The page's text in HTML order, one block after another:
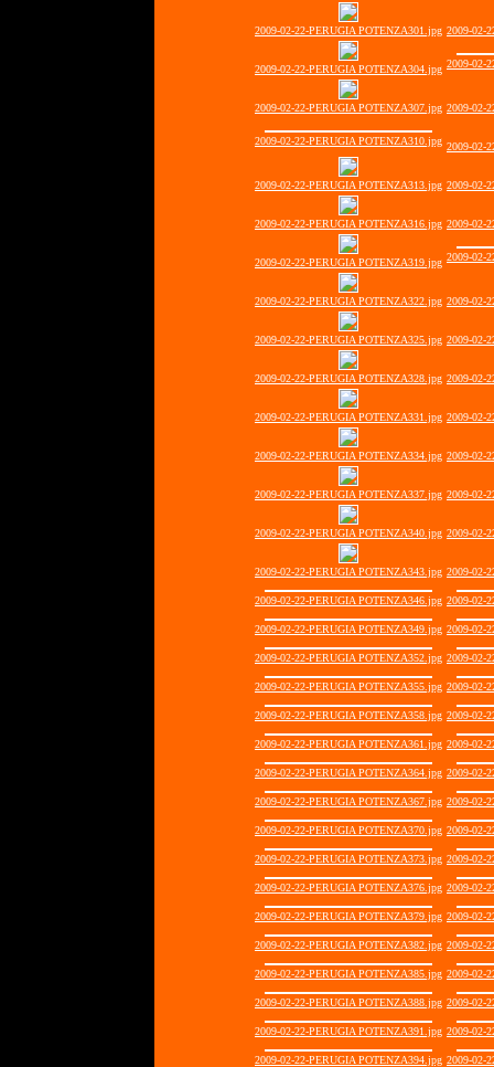
2009-02-22-PERUGIA POTENZA301.jpg 2009-02-
2009-02-22-PERUGIA POTENZA304.jpg 2009-02-
2009-02-22-PERUGIA POTENZA307.jpg 2009-02-
2009-02-22-PERUGIA POTENZA310.jpg 2009-02-
2009-02-22-PERUGIA POTENZA313.jpg 2009-02-
2009-02-22-PERUGIA POTENZA316.jpg 2009-02-
2009-02-22-PERUGIA POTENZA319.jpg 2009-02-
2009-02-22-PERUGIA POTENZA322.jpg 2009-02-
2009-02-22-PERUGIA POTENZA325.jpg 2009-02-
2009-02-22-PERUGIA POTENZA328.jpg 2009-02-
2009-02-22-PERUGIA POTENZA331.jpg 2009-02-
2009-02-22-PERUGIA POTENZA334.jpg 2009-02-
2009-02-22-PERUGIA POTENZA337.jpg 2009-02-
2009-02-22-PERUGIA POTENZA340.jpg 2009-02-
2009-02-22-PERUGIA POTENZA343.jpg 2009-02-
2009-02-22-PERUGIA POTENZA346.jpg 2009-02-
2009-02-22-PERUGIA POTENZA349.jpg 2009-02-
2009-02-22-PERUGIA POTENZA352.jpg 2009-02-
2009-02-22-PERUGIA POTENZA355.jpg 2009-02-
2009-02-22-PERUGIA POTENZA358.jpg 2009-02-
2009-02-22-PERUGIA POTENZA361.jpg 2009-02-
2009-02-22-PERUGIA POTENZA364.jpg 2009-02-
2009-02-22-PERUGIA POTENZA367.jpg 2009-02-
2009-02-22-PERUGIA POTENZA370.jpg 2009-02-
2009-02-22-PERUGIA POTENZA373.jpg 2009-02-
2009-02-22-PERUGIA POTENZA376.jpg 2009-02-
2009-02-22-PERUGIA POTENZA379.jpg 2009-02-
2009-02-22-PERUGIA POTENZA382.jpg 2009-02-
2009-02-22-PERUGIA POTENZA385.jpg 2009-02-
2009-02-22-PERUGIA POTENZA388.jpg 2009-02-
2009-02-22-PERUGIA POTENZA391.jpg 2009-02-
2009-02-22-PERUGIA POTENZA394.jpg 2009-02-